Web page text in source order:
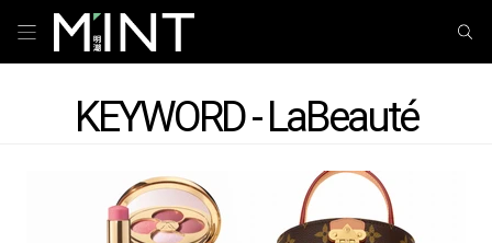
KEYWORD - LaBeauté